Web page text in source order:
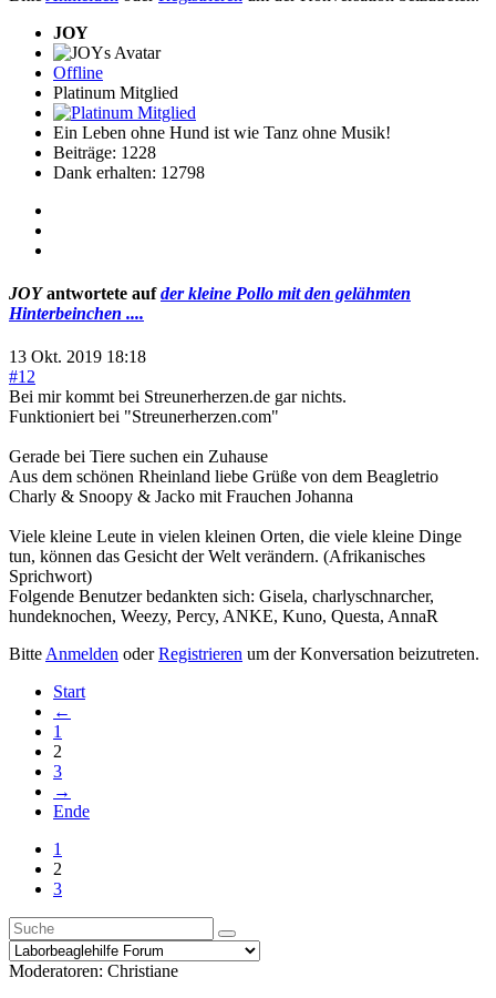
JOY
Offline
Platinum Mitglied
Ein Leben ohne Hund ist wie Tanz ohne Musik!
Beiträge: 1228
Dank erhalten: 12798
JOYantwortete aufder kleine Pollo mit den gelähmten
Hinterbeinchen ....
13 Okt. 2019 18:18
#12
Bei mir kommt bei Streunerherzen.de gar nichts.
Funktioniert bei "Streunerherzen.com"
Gerade bei Tiere suchen ein Zuhause
Aus dem schönen Rheinland liebe Grüße von dem Beagletrio
Charly & Snoopy & Jacko mit Frauchen Johanna
Viele kleine Leute in vielen kleinen Orten, die viele kleine Dinge
tun, können das Gesicht der Welt verändern. (Afrikanisches
Sprichwort)
Folgende Benutzer bedankten sich: Gisela, charlyschnarcher,
hundeknochen, Weezy, Percy, ANKE, Kuno, Questa, AnnaR
Bitte Anmelden oderRegistrieren um der Konversation beizutreten.
Start
←
1
2
3
→
Ende
1
2
3
Moderatoren: Christiane